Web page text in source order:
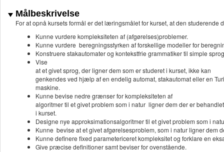
Målbeskrivelse
For at opnå kursets formål er det læringsmålet for kurset, at den studerende
Kunne vurdere kompleksiteten af (afgørelses)problemer.
Kunne vurdere beregningsstyrken af forskellige modeller for
Konstruere stakautomater og kontekstfrie grammatiker til simple
Vise
at et givet sprog, der ligner dem som er studeret i kurset, ikke kan
genkendes ved hjælp af en endelig automat, stakautomat eller en
maskine.
Kunne bevise nedre grænser for kompleksiteten af
algoritmer til et givet problem som i natur ligner dem der er behandlet
i kurset.
Designe nye approksimationsalgoritmer til et givet problem som i
Kunne bevise at et givet afgørelsesproblem, som i natur ligner dem
Kunne definere fixed parametericeret kompleksitet og forklare en
Give præcise definitioner samt beviser for ovenstående.